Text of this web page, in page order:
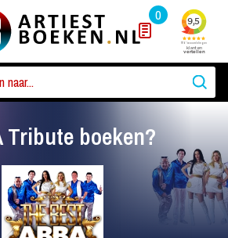
0
Tribute boeken?